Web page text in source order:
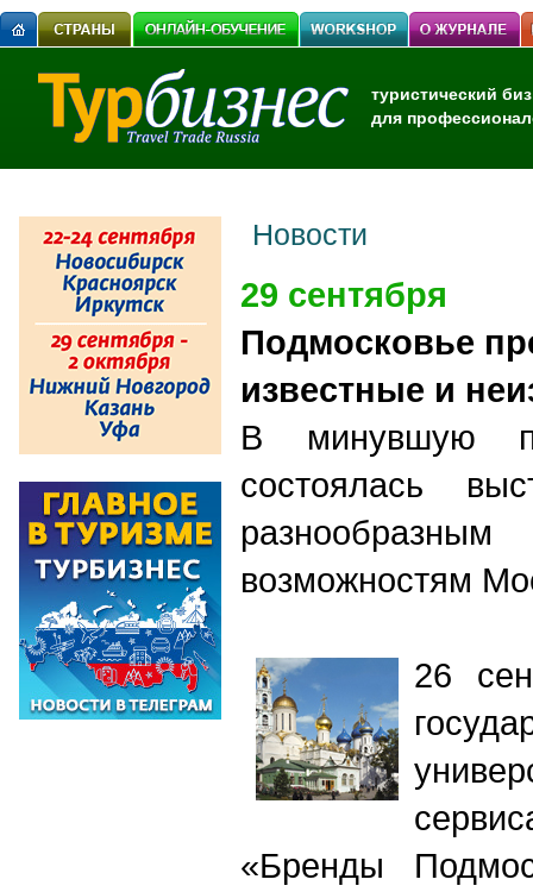
туристический
для
Новости
29 сентября
Подмосковье
известные и
В минувшую
состоялась
возможностям
26
«Бренды